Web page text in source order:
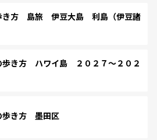
き方 島旅 伊豆大島 利島（伊豆諸
き方 ハワイ島 ２０２７～２０２
歩き方 墨田区